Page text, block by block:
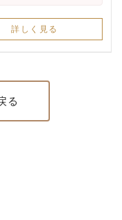
詳しく見る
る